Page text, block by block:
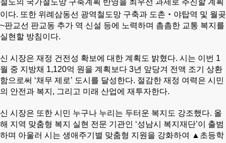
철도의 국가철도망 구축계획 반영을 최우선 과제로 추진할 계획
이다. 또한 위례삼동선 광역철도망 구축과 도촌‧야탑역 및 월곶
~판교선 판교동 추가 역 신설 등에 노력하며 촘촘한 교통 복지를
실현할 방침이다.
신 시장은 재정 건전성 확보에 대한 계획도 밝혔다. 시는 이번 1
월 중 지방채 1,120억 원을 계획보다 3년 앞당겨 전액 조기 상환
함으로써 ‘채무 제로’ 도시를 달성한다. 절감한 재정 여력은 시민
의 안전과 복지, 그리고 미래 산업에 재투자한다.
신 시장은 또한 시민 누구나 누리는 두터운 복지도 강조했다. 올
해 지역 맞춤형 복지 실현 전문 기관인 ‘성남시 복지재단’이 출범
하며 아울러 시는 생애주기별 맞춤형 지원을 강화하여 ▲초등학